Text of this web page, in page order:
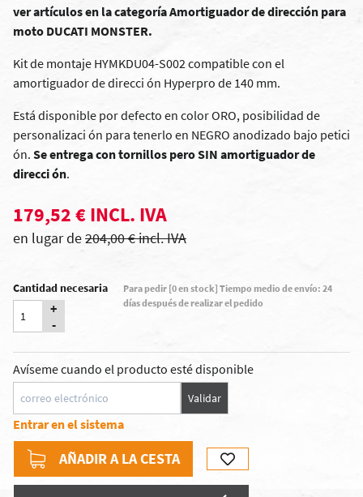
ver artículos en la categoría Amortiguador de dirección para
moto DUCATI MONSTER.
Kit de montaje HYMKDU04-S002 compatible con el
amortiguador de direcci ón Hyperpro de 140 mm.
Está disponible por defecto en color ORO, posibilidad de
personalizaci ón para tenerlo en NEGRO anodizado bajo petici
ón. Se entrega con tornillos pero SIN amortiguador de
direcci ón.
179,52 € INCL. IVA
en lugar de204,00 € incl. IVA
Cantidad necesaria
+
-
Para pedir [0 en stock] Tiempo medio de envío: 24
días después de realizar el pedido
Avíseme cuando el producto esté disponible
Validar
Entrar en el sistema
AÑADIR A LA CESTA